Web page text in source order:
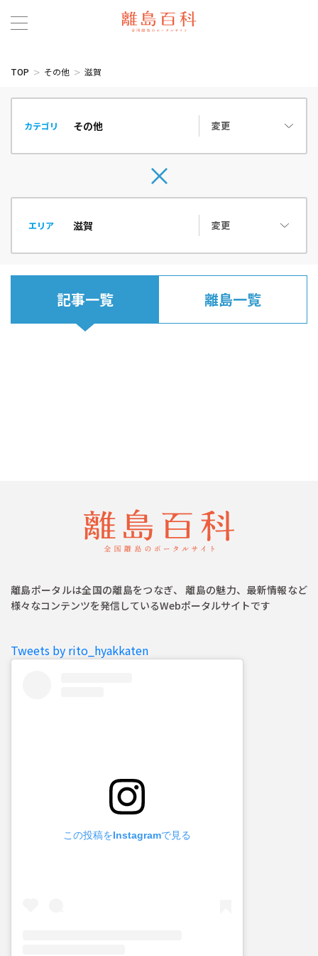
TOP その他 滋賀
カテゴリ 変更
エリア 変更
記事一覧 離島一覧
離島ポータルは全国の離島をつなぎ、 離島の魅力、最新情報など
様々なコンテンツを発信しているWebポータルサイトです
Tweets by rito_hyakkaten
この投稿をInstagramで見る